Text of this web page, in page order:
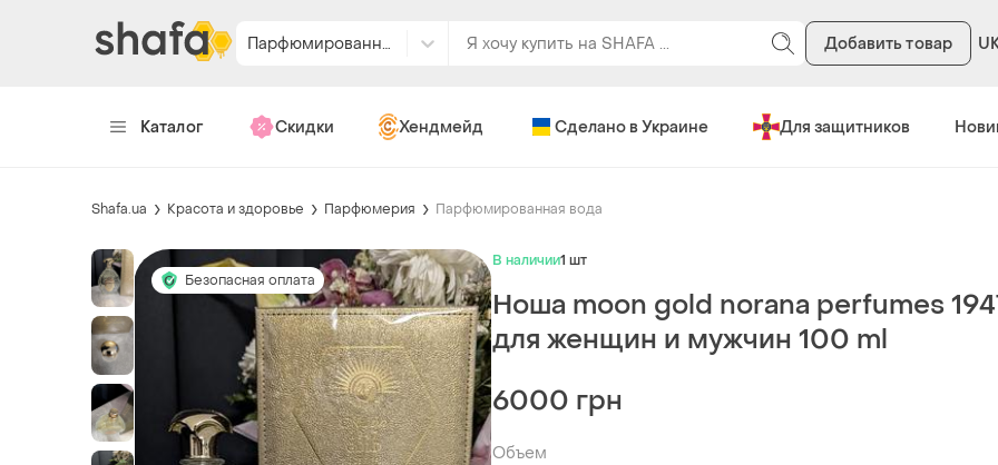
Парфюмированная вода Добавить товар
Каталог Скидки Хендмейд Сделано в Украине Для защитников
Shafa.ua Красота и здоровье Парфюмерия Парфюмированная вода
Безопасная оплата
В наличии1 шт
Ноша moon gold norana perfumes
для женщин и мужчин 100 ml
6000 грн
Объем